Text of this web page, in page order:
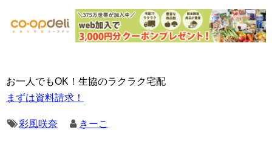
お一人でもOK！生協のラクラク宅配
まずは資料請求！
彩風咲奈 きーこ